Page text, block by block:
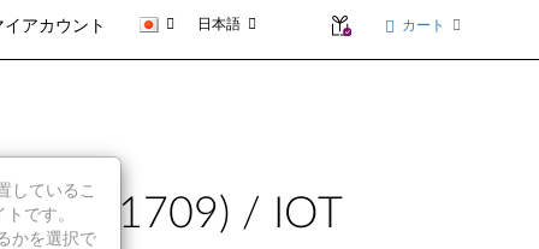
イアカウント 日本語 カート
ン 1709) / IOT
しているこ
です。
かを選択で